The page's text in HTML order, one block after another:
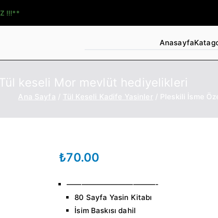
!!!**
Anasayfa
keseli Mor mevlüt hediyelikleri
Ana Sayfa Tül Keseli Kadife Yasinler Pleskili İsme
₺70.00
————————————-
80 Sayfa Yasin Kitabı
İsim Baskısı dahil